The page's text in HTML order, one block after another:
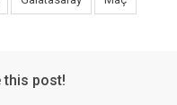
this post!